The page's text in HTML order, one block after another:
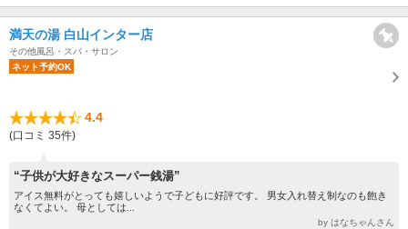
満天の湯 白山インター店
その他風呂・スパ・サロン
ネット予約OK
4.4
(口コミ 35件)
“子供が大好きなスーパー銭湯”
アイス無料がとっても嬉しいようで子どもに好評です。 男女入れ替え制なのも飽き
なくてよい。 母としては...
by はなちゃんさん